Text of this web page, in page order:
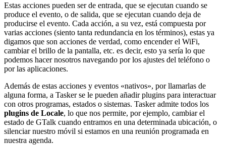
Estas acciones pueden ser de entrada, que se ejecutan cuando se
produce el evento, o de salida, que se ejecutan cuando deja de
producirse el evento. Cada acción, a su vez, está compuesta por
varias acciones (siento tanta redundancia en los términos), estas ya
digamos que son acciones de verdad, como encender el WiFi,
cambiar el brillo de la pantalla, etc. es decir, esto ya sería lo que
podemos hacer nosotros navegando por los ajustes del teléfono o
por las aplicaciones.
Además de estas acciones y eventos «nativos», por llamarlas de
alguna forma, a Tasker se le pueden añadir plugins para interactuar
con otros programas, estados o sistemas. Tasker admite todos los
plugins de Locale, lo que nos permite, por ejemplo, cambiar el
estado de GTalk cuando entramos en una determinada ubicación, o
silenciar nuestro móvil si estamos en una reunión programada en
nuestra agenda.